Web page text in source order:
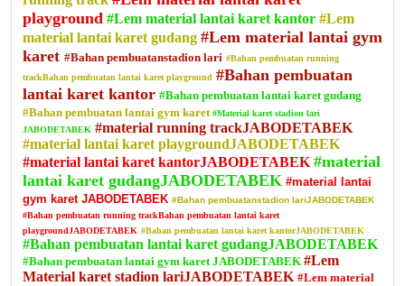
playground #Lem material lantai karet kantor #Lem
material lantai karet gudang #Lem material lantai gym
karet #Bahan pembuatanstadion lari #Bahan pembuatan running
trackBahan pembuatan lantai karet playground #Bahan pembuatan
lantai karet kantor #Bahan pembuatan lantai karet gudang
#Bahan pembuatan lantai gym karet#Material karet stadion lari
JABODETABEK #material running trackJABODETABEK
#material lantai karet playgroundJABODETABEK
#material lantai karet kantorJABODETABEK #material
lantai karet gudangJABODETABEK #material lantai
gym karet JABODETABEK #Bahan pembuatanstadion lariJABODETABEK
#Bahan pembuatan running trackBahan pembuatan lantai karet
playgroundJABODETABEK #Bahan pembuatan lantai karet kantorJABODETABEK
#Bahan pembuatan lantai karet gudangJABODETABEK
#Bahan pembuatan lantai gym karet JABODETABEK #Lem
Material karet stadion lariJABODETABEK #Lem material